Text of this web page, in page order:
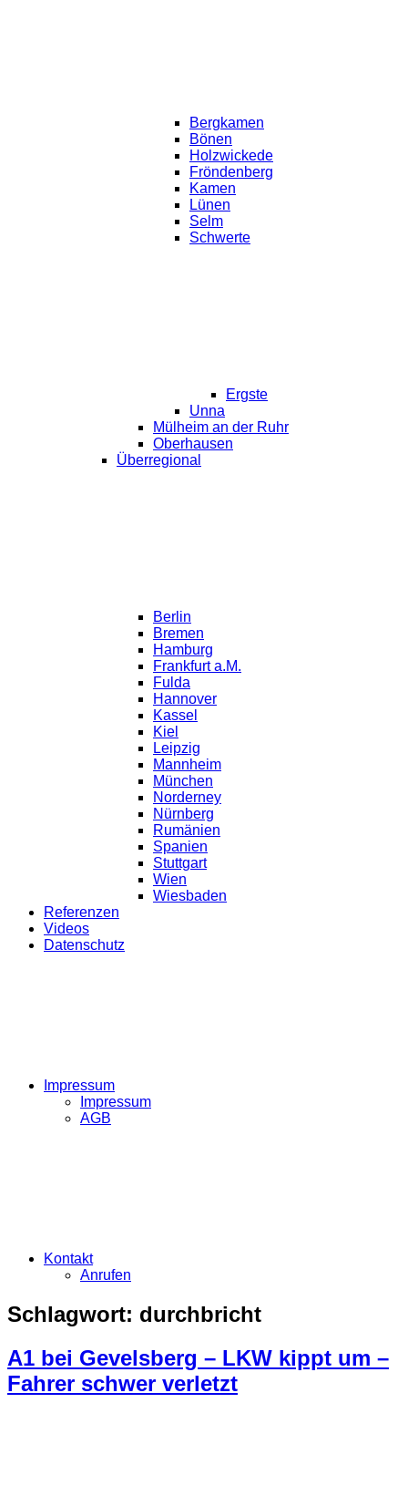
Bergkamen
Bönen
Holzwickede
Fröndenberg
Kamen
Lünen
Selm
Schwerte
Ergste
Unna
Mülheim an der Ruhr
Oberhausen
Überregional
Berlin
Bremen
Hamburg
Frankfurt a.M.
Fulda
Hannover
Kassel
Kiel
Leipzig
Mannheim
München
Norderney
Nürnberg
Rumänien
Spanien
Stuttgart
Wien
Wiesbaden
Referenzen
Videos
Datenschutz
Impressum
Impressum
AGB
Kontakt
Anrufen
Schlagwort: durchbricht
A1 bei Gevelsberg – LKW kippt um –
Fahrer schwer verletzt